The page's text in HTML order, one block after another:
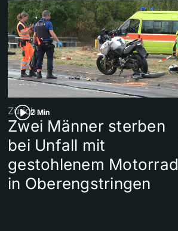
2 Min
Zürich
Zwei Männer sterben
bei Unfall mit
gestohlenem Motorrad
in Oberengstringen